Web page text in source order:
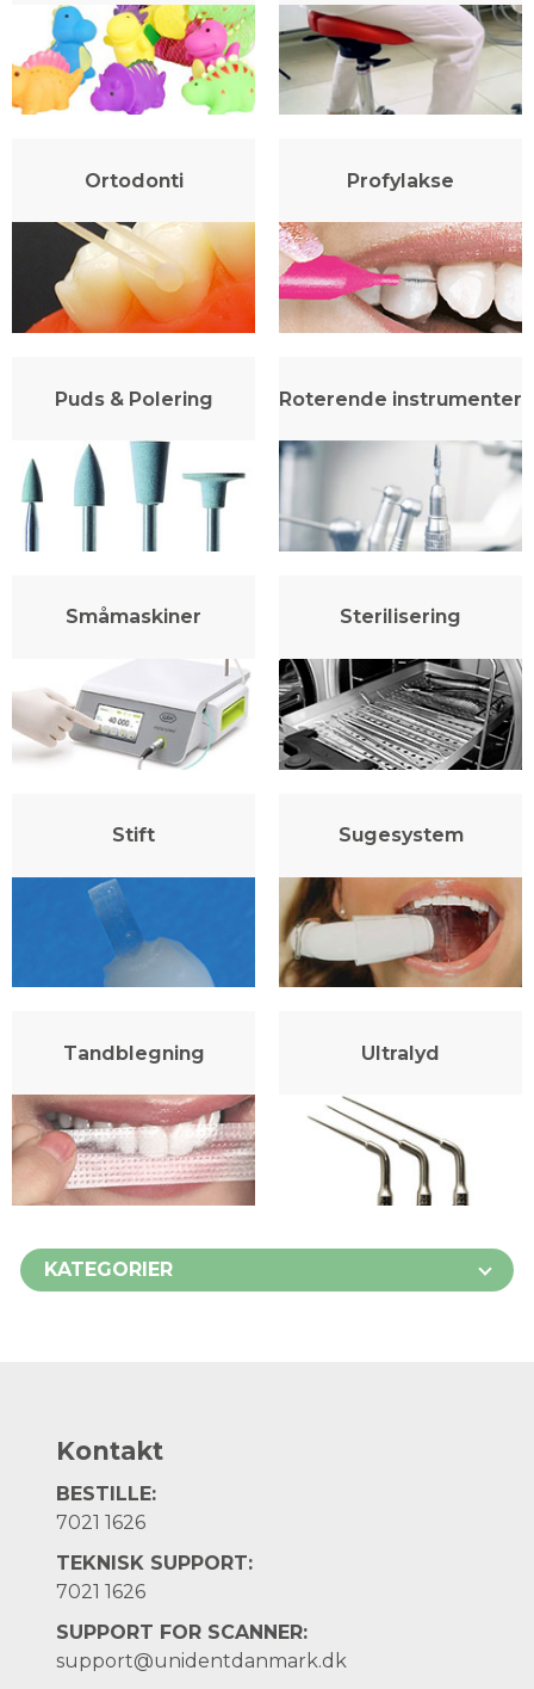
Ortodonti Profylakse
Puds & Polering Roterende instrumenter
Småmaskiner Sterilisering
Stift Sugesystem
Tandblegning Ultralyd
KATEGORIER
Kontakt
BESTILLE:
7021 1626
TEKNISK SUPPORT:
7021 1626
SUPPORT FOR SCANNER:
support@unidentdanmark.dk